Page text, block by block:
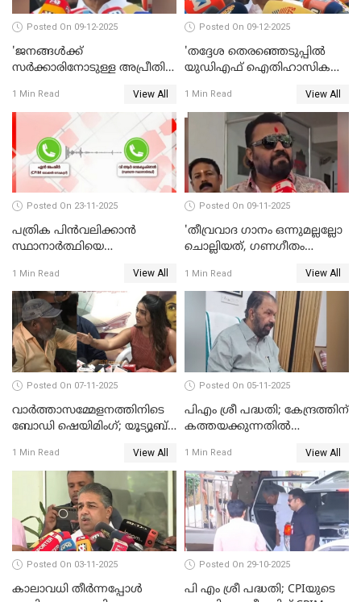
Posted On 09-12-2025
'ജനങ്ങള്‍ക്ക്
സര്‍ക്കാരിനോടുള്ള അപ്രീതി
പ്രതിഫലിക്കും'; കെ.സി
വേണുഗോപാല്‍ WATCH
1 Min Read View All
Posted On 09-12-2025
'തദ്ദേശ തെരഞ്ഞെടുപ്പില്‍
യുഡിഎഫ് ഐതിഹാസിക
സതീശന്‍ WATCH VIDEO
1 Min Read View All
Posted On 23-11-2025
പത്രിക പിന്‍വലിക്കാന്‍
സ്ഥാനാര്‍ത്ഥിയെ
WATCH VIDEO
1 Min Read View All
Posted On 09-11-2025
'തീവ്രവാദ ഗാനം ഒന്നുമല്ലല്ലോ
ചൊല്ലിയത്, ഗണഗീതം
ഭാഗം'; സുരേഷ് ഗോപി WATCH
VIDEO
1 Min Read View All
Posted On 07-11-2025
വാർത്താസമ്മേളനത്തിനിടെ
ബോഡി ഷെയിമിംഗ്; യൂട്യൂബ്
മറുപടിയുമായി ഗൗരി കിഷന്‍
WATCH VIDEO
1 Min Read View All
Posted On 05-11-2025
പിഎം ശ്രീ പദ്ധതി; കേന്ദ്രത്തിന്
കത്തയക്കുന്നതില്‍
വി.ശിവന്‍കുട്ടി WATCH VIDEO
1 Min Read View All
Posted On 03-11-2025
കാലാവധി തീര്‍ന്നപ്പോള്‍
Posted On 29-10-2025
പി എം ശ്രീ പദ്ധതി; CPIയുടെ